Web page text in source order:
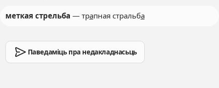
меткая стрельба — трапная стральба
Паведаміць пра недакладнасьць